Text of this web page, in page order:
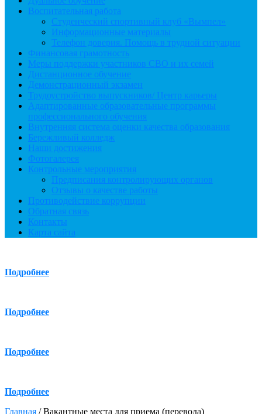
Воспитательная работа
Студенческий спортивный клуб «Вымпел»
Информационные материалы
Телефон доверия. Помощь в трудной ситуации
Финансовая грамотность
Меры поддержки участников СВО и их семей
Дистанционное обучение
Демонстрационный экзамен
Трудоустройство выпускников/ Центр карьеры
Адаптированные образовательные программы
профессионального обучения
Внутренняя система оценки качества образования
Бережливый колледж
Наши достижения
Фотогалерея
Контрольные мероприятия
Предписания контролирующих органов
Отзывы о качестве работы
Противодействие коррупции
Обратная связь
Контакты
Карта сайта
Подробнее
Подробнее
Подробнее
Подробнее
Главная /Вакантные места для приема (перевода)